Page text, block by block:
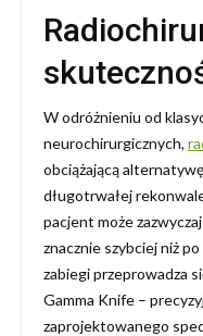
W odróżnieniu od
neurochirurgicznych,
obciążającą
długotrwałej
pacjent może
znacznie szybciej niż
zabiegi przeprowadza
Gamma Knife –
zaprojektowanego